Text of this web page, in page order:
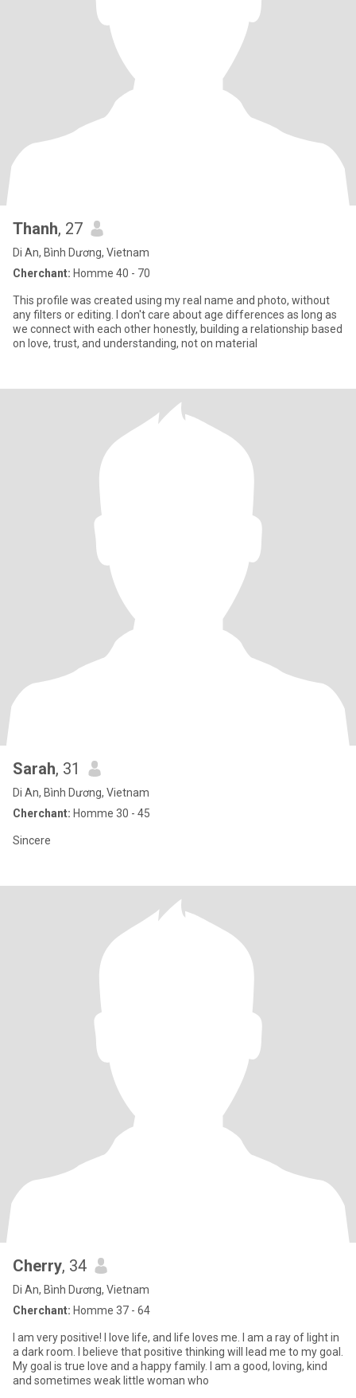
Thanh, 27
Di An, Bình Dương, Vietnam
Cherchant: Homme 40 - 70
This profile was created using my real name and photo, without
any filters or editing. I don't care about age differences as long as
we connect with each other honestly, building a relationship based
on love, trust, and understanding, not on material
Sarah, 31
Di An, Bình Dương, Vietnam
Cherchant: Homme 30 - 45
Sincere
Cherry, 34
Di An, Bình Dương, Vietnam
Cherchant: Homme 37 - 64
I am very positive! I love life, and life loves me. I am a ray of light in
a dark room. I believe that positive thinking will lead me to my goal.
My goal is true love and a happy family. I am a good, loving, kind
and sometimes weak little woman who